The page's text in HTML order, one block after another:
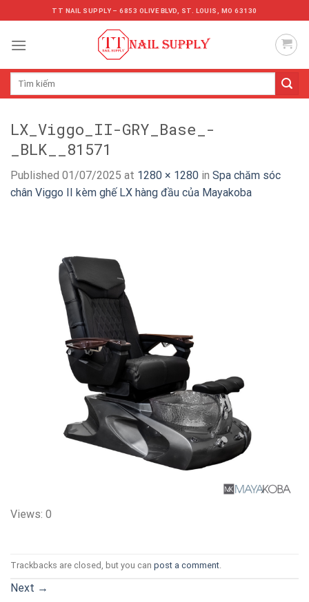
to
content
TT NAIL SUPPLY – 6853 OLIVE BLVD, ST. LOUIS, MO 63130
Tìm
LX_Viggo_II-GRY_Base_-
_BLK__81571
Published 01/07/2025 at 1280 × 1280 in Spa chăm sóc
chân Viggo II kèm ghế LX hàng đầu của Mayakoba
Views: 0
Trackbacks are closed, but you can post a comment.
Next →